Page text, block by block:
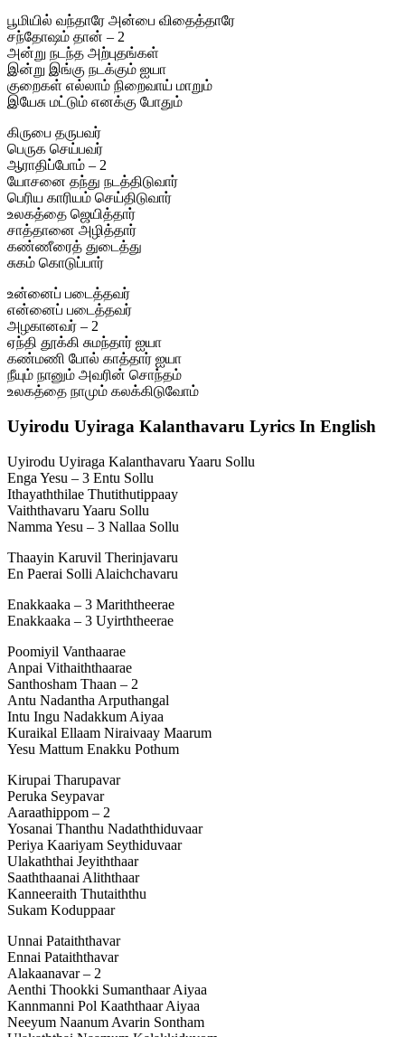
பூமியில் வந்தாரே அன்பை விதைத்தாரே
சந்தோஷம் தான் – 2
அன்று நடந்த அற்புதங்கள்
இன்று இங்கு நடக்கும் ஐயா
குறைகள் எல்லாம் நிறைவாய் மாறும்
இயேசு மட்டும் எனக்கு போதும்
கிருபை தருபவர்
பெருக செய்பவர்
ஆராதிப்போம் – 2
யோசனை தந்து நடத்திடுவார்
பெரிய காரியம் செய்திடுவார்
உலகத்தை ஜெயித்தார்
சாத்தானை அழித்தார்
கண்ணீரைத் துடைத்து
சுகம் கொடுப்பார்
உன்னைப் படைத்தவர்
என்னைப் படைத்தவர்
அழகானவர் – 2
ஏந்தி தூக்கி சுமந்தார் ஐயா
கண்மணி போல் காத்தார் ஐயா
நீயும் நானும் அவரின் சொந்தம்
உலகத்தை நாமும் கலக்கிடுவோம்
Uyirodu Uyiraga Kalanthavaru Lyrics In English
Uyirodu Uyiraga Kalanthavaru Yaaru Sollu
Enga Yesu – 3 Entu Sollu
Ithayaththilae Thutithutippaay
Vaiththavaru Yaaru Sollu
Namma Yesu – 3 Nallaa Sollu
Thaayin Karuvil Therinjavaru
En Paerai Solli Alaichchavaru
Enakkaaka – 3 Mariththeerae
Enakkaaka – 3 Uyirththeerae
Poomiyil Vanthaarae
Anpai Vithaiththaarae
Santhosham Thaan – 2
Antu Nadantha Arputhangal
Intu Ingu Nadakkum Aiyaa
Kuraikal Ellaam Niraivaay Maarum
Yesu Mattum Enakku Pothum
Kirupai Tharupavar
Peruka Seypavar
Aaraathippom – 2
Yosanai Thanthu Nadaththiduvaar
Periya Kaariyam Seythiduvaar
Ulakaththai Jeyiththaar
Saaththaanai Aliththaar
Kanneeraith Thutaiththu
Sukam Koduppaar
Unnai Pataiththavar
Ennai Pataiththavar
Alakaanavar – 2
Aenthi Thookki Sumanthaar Aiyaa
Kannmanni Pol Kaaththaar Aiyaa
Neeyum Naanum Avarin Sontham